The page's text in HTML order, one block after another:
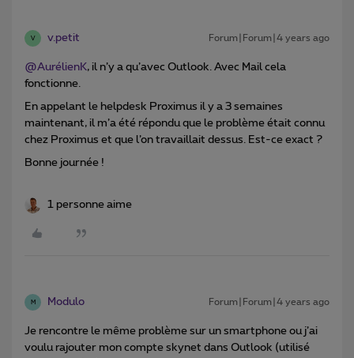
V v.petit Forum|Forum|4 years ago
@AurélienK, il n’y a qu’avec Outlook. Avec Mail cela
fonctionne.
En appelant le helpdesk Proximus il y a 3 semaines
maintenant, il m’a été répondu que le problème était connu
chez Proximus et que l’on travaillait dessus. Est-ce exact ?
Bonne journée !
1 personne aime
M Modulo Forum|Forum|4 years ago
Je rencontre le même problème sur un smartphone ou j’ai
voulu rajouter mon compte skynet dans Outlook (utilisé